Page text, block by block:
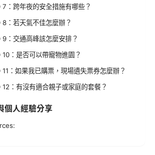
7：跨年夜的安全措施有哪些？
8：若天氣不佳怎麼辦？
9：交通高峰該怎麼安排？
10：是否可以帶寵物進園？
11：如果我已購票，現場遺失票券怎麼辦？
12：有沒有適合親子或家庭的套餐？
個人經驗分享